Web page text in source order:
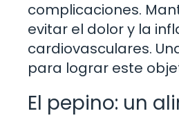
complicaciones.
evitar el dolor y la
cardiovasculares.
para lograr este
El pepino: un